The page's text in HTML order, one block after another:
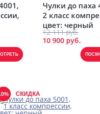
Чулки до паха
2 класс
цвет: черный
12 111 руб.
10 900 руб.
СКИДКА